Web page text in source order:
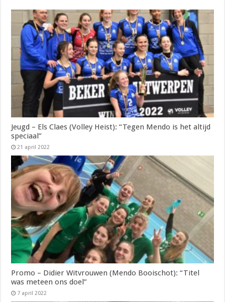
Jeugd – Els Claes (Volley Heist): “Tegen Mendo is het altijd
speciaal”
21 april 2022
Promo – Didier Witvrouwen (Mendo Booischot): “Titel
was meteen ons doel”
7 april 2022